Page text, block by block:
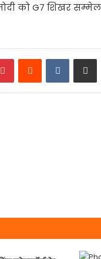
को G7 शिखर
PinterestReddit